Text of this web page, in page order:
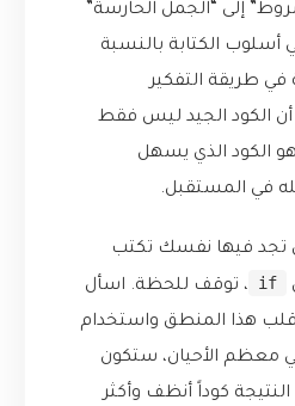
إلى “الجمل الحارسة”
أسلوب الكتابة بالنسبة
في طريقة التفكير
الكود الجيد ليس فقط
الكود الذي يسهل
في المستقبل.
تجد فيها نفسك تكتب
if
، توقف للحظة. اسأل
هذا المنطق واستخدام
معظم الأحيان، ستكون
كوداً أنظف وأكثر